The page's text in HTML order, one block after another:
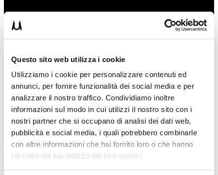
Questo sito web utilizza i cookie
Utilizziamo i cookie per personalizzare contenuti ed
annunci, per fornire funzionalità dei social media e per
analizzare il nostro traffico. Condividiamo inoltre
informazioni sul modo in cui utilizzi il nostro sito con i
nostri partner che si occupano di analisi dei dati web,
pubblicità e social media, i quali potrebbero combinarle
con altre informazioni che hai fornito loro o che hanno
raccolto dal tuo utilizzo dei loro servizi.